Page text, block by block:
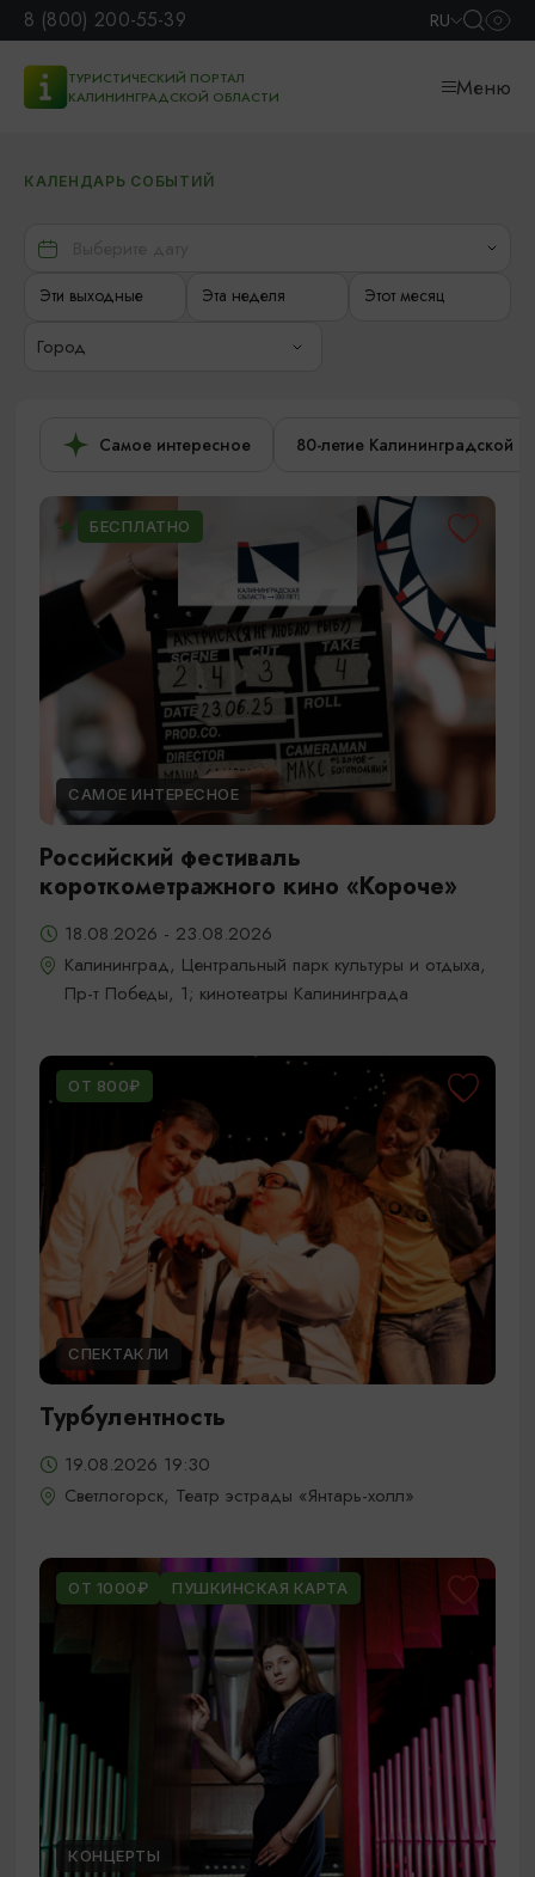
8 (800) 200-55-39 RU
ТУРИСТИЧЕСКИЙ ПОРТАЛ
КАЛИНИНГРАДСКОЙ ОБЛАСТИ
Меню
КАЛЕНДАРЬ СОБЫТИЙ
Эти выходные Эта неделя Этот месяц
Город
Самое интересное 80-летие Калининградской
БЕСПЛАТНО
САМОЕ ИНТЕРЕСНОЕ
Российский фестиваль
короткометражного кино «Короче»
18.08.2026 - 23.08.2026
Калининград, Центральный парк культуры и отдыха,
Пр-т Победы, 1; кинотеатры Калининграда
ОТ 800₽
СПЕКТАКЛИ
Турбулентность
19.08.2026 19:30
Светлогорск, Театр эстрады «Янтарь-холл»
ОТ 1000₽ ПУШКИНСКАЯ КАРТА
КОНЦЕРТЫ